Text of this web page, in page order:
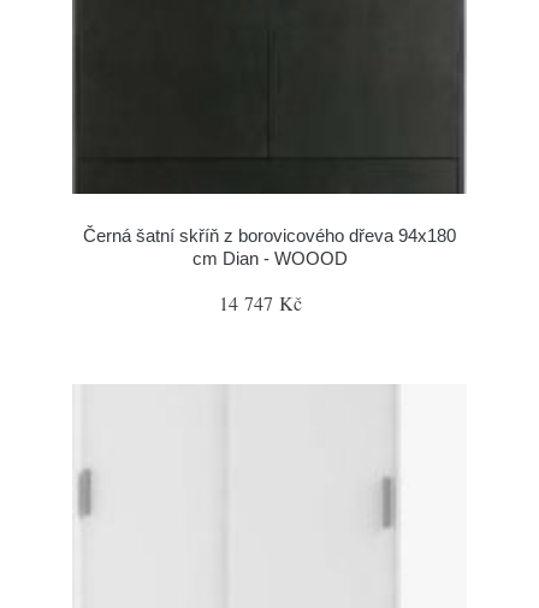
Černá šatní skříň z borovicového dřeva 94x180
cm Dian - WOOOD
14 747 Kč